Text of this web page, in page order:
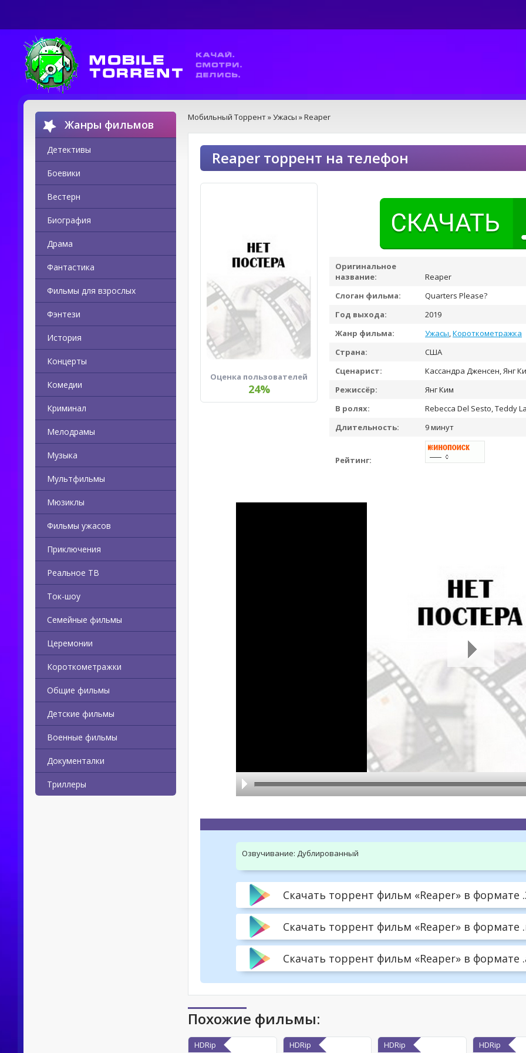
Жанры фильмов
Детективы
Боевики
Вестерн
Биография
Драма
Фантастика
Фильмы для взрослых
Фэнтези
История
Концерты
Комедии
Криминал
Мелодрамы
Музыка
Мультфильмы
Мюзиклы
Фильмы ужасов
Приключения
Реальное ТВ
Ток-шоу
Семейные фильмы
Церемонии
Короткометражки
Общие фильмы
Детские фильмы
Военные фильмы
Документалки
Триллеры
Мобильный Торрент»Ужасы » Reaper
Reaper торрент на телефон
Оценка пользователей
24%
Оригинальное
название:
Reaper
Слоган фильма:
Quarters Please?
Год выхода:
2019
Жанр фильма:
Ужасы,Короткометражка
Страна:
США
Сценарист:
Кассандра Дженсен, Янг
Режиссёр:
Янг Ким
В ролях:
Rebecca Del Sesto, Teddy
Длительность:
9 минут
Рейтинг:
Озвучивание: Дублированный
Скачать торрент фильм «Reaper» в формате
Скачать торрент фильм «Reaper» в формате
Скачать торрент фильм «Reaper» в формате
Похожие фильмы:
HDRip HDRip HDRip HDRip